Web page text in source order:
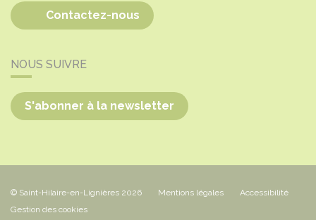
Contactez-nous
NOUS SUIVRE
S'abonner à la newsletter
© Saint-Hilaire-en-Lignières 2026 Mentions légales
Accessibilité
Gestion des cookies